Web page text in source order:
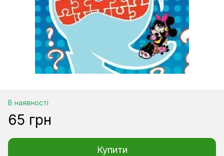
В наявності
65 грн
Купити